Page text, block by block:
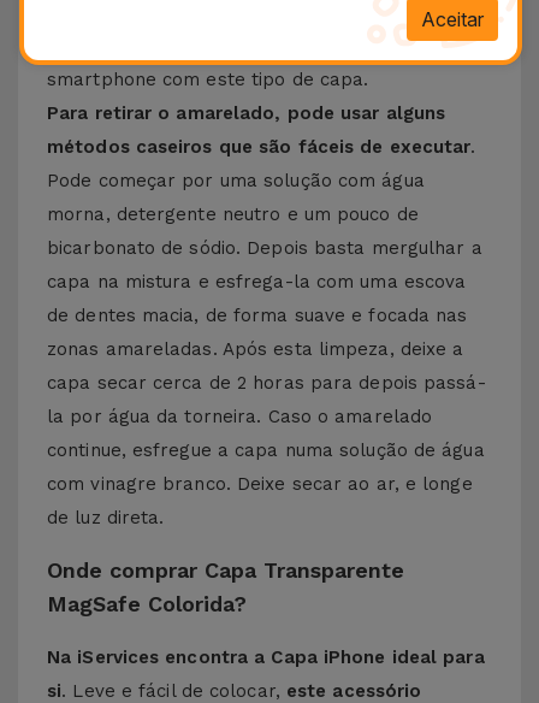
a ficar um pouco amarelada. Algo que deixa
desconfortável quem opta por proteger o seu
smartphone com este tipo de capa.
Para retirar o amarelado, pode usar alguns
métodos caseiros que são fáceis de executar.
Pode começar por uma solução com água
morna, detergente neutro e um pouco de
bicarbonato de sódio. Depois basta mergulhar a
capa na mistura e esfrega-la com uma escova
de dentes macia, de forma suave e focada nas
zonas amareladas. Após esta limpeza, deixe a
capa secar cerca de 2 horas para depois passá-
la por água da torneira. Caso o amarelado
continue, esfregue a capa numa solução de água
com vinagre branco. Deixe secar ao ar, e longe
de luz direta.
Onde comprar Capa Transparente
MagSafe Colorida?
Na iServices encontra a Capa iPhone ideal para
si. Leve e fácil de colocar, este acessório
Aceitar